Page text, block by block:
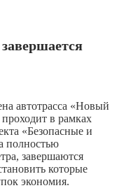
автотрасса «Новый
в рамках
«Безопасные и
полностью
завершаются
которые
экономия.